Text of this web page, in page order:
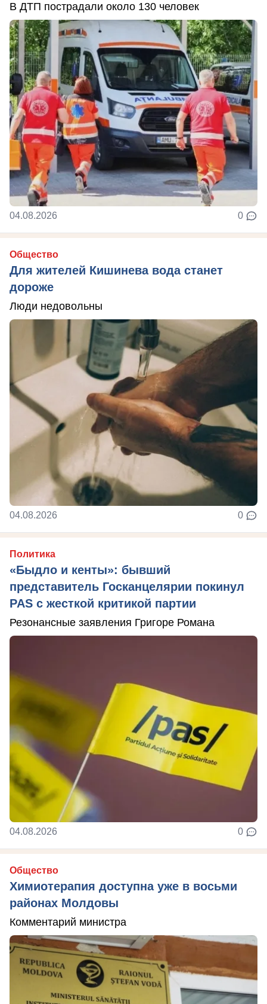
В ДТП пострадали около 130 человек
04.08.2026 0
Общество
Для жителей Кишинева вода станет
дороже
Люди недовольны
04.08.2026 0
Политика
«Быдло и кенты»: бывший
представитель Госканцелярии покинул
PAS с жесткой критикой партии
Резонансные заявления Григоре Романа
04.08.2026 0
Общество
Химиотерапия доступна уже в восьми
районах Молдовы
Комментарий министра